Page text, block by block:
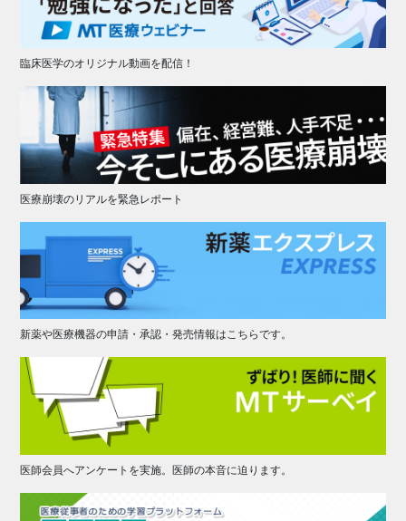
臨床医学のオリジナル動画を配信！
医療崩壊のリアルを緊急レポート
新薬や医療機器の申請・承認・発売情報はこちらです。
医師会員へアンケートを実施。医師の本音に迫ります。